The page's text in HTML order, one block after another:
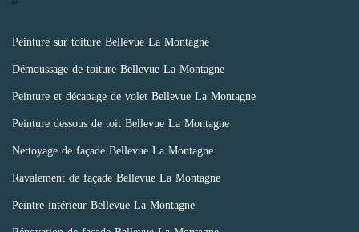
Peinture sur toiture Bellevue La Montagne
Démoussage de toiture Bellevue La Montagne
Peinture et décapage de volet Bellevue La Montagne
Peinture dessous de toit Bellevue La Montagne
Nettoyage de façade Bellevue La Montagne
Ravalement de façade Bellevue La Montagne
Peintre intérieur Bellevue La Montagne